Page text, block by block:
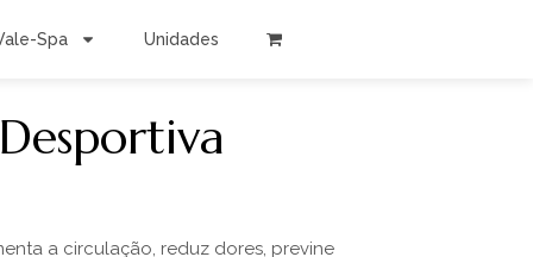
Spa Unidades
a circulação, reduz dores, previne